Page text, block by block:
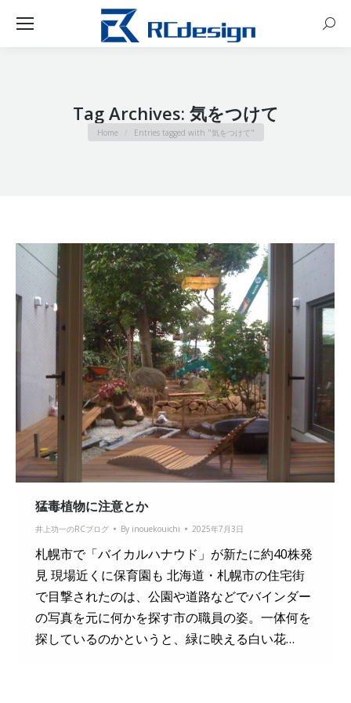
Tag Archives: 気をつけて
You are here:
Home Entries tagged with "気をつけて"
猛毒植物に注意とか
井上功一のRCブログ By inouekouichi 2025年7月3日
札幌市で「バイカルハナウド」が新たに約40株発
見 現場近くに保育園も 北海道・札幌市の住宅街
で目撃されたのは、公園や道路などでバインダー
の写真を元に何かを探す市の職員の姿。一体何を
探しているのかというと、緑に映える白い花…